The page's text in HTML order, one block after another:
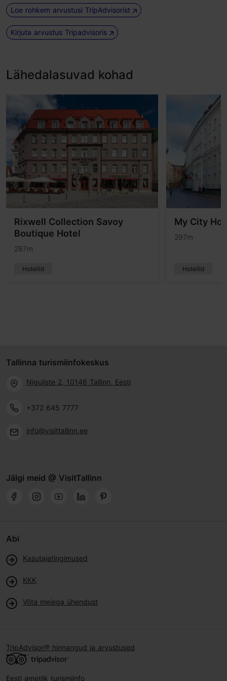
Loe rohkem arvustusi TripAdvisorist
Kirjuta arvustus Tripadvisoris
Lähedalasuvad kohad
Rixwell Collection Savoy
Boutique Hotel
287m
Hotellid
My City
297m
Hotellid
Tallinna turismiinfokeskus
Niguliste 2, 10146 Tallinn, Eesti
+372 645 7777
info@visittallinn.ee
Jälgi meid @ VisitTallinn
Abi
Kasutajatingimused
KKK
Võta meiega ühendust
TripAdvisori® hinnangud ja arvustused
Eesti ametlik turismiinfo